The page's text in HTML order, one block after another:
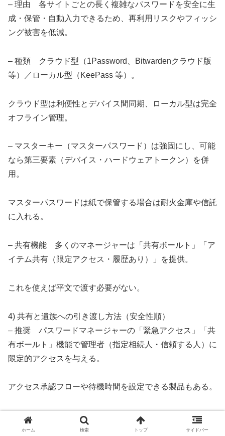
– 理由 各サイトごとの長く複雑なパスワードを安全に生
成・保管・自動入力できるため、再利用リスクやフィッシ
ング被害を低減。
– 種類 クラウド型（1Password、Bitwardenクラウド版
等）／ローカル型（KeePass 等）。
クラウド型は利便性とデバイス間同期、ローカル型は完全
オフライン管理。
– マスターキー（マスターパスワード）は強固にし、可能
なら第三要素（デバイス・ハードウェアトークン）を併
用。
マスターパスワードは紙で保管する場合は耐火金庫や信託
に入れる。
– 共有機能 多くのマネージャーは「共有ボールト」「ア
イテム共有（限定アクセス・履歴あり）」を提供。
これを使えば平文で渡す必要がない。
4) 共有と遺族への引き渡し方法（安全性順）
– 推奨 パスワードマネージャーの「緊急アクセス」「共
有ボールト」機能で管理者（指定相続人・信頼する人）に
限定的アクセスを与える。
アクセス承認フローや待機時間を設定できる製品もある。
– 法的対応 遺言書・信託契約で「デジタル資産の管理指
示」を明記し、弁護士や遺言執行者に暗号化鍵の保管・開
ホーム 検索 トップ サイドバー